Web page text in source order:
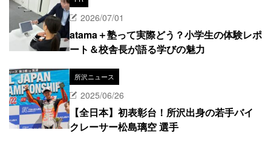
2026/07/01
atama＋塾って実際どう？小学生の体験レポ
ート＆校舎長が語る学びの魅力
所沢ニュース
2025/06/26
【全日本】初表彰台！所沢出身の若手バイ
クレーサー松島璃空 選手